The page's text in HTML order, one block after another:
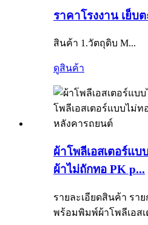
ราคาโรงงาน เย็บ
สินค้า 1.วัตถุดิบ M...
ดูสินค้า
ผ้าโพลีเอสเตอร์แ
ผ้าไม่ถักทอ PK p...
รายละเอียดสินค้า ราย
พร้อมพิมพ์ผ้าโพลีเอสเ